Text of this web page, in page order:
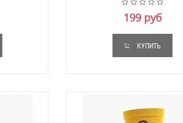
199 руб
КУПИТЬ